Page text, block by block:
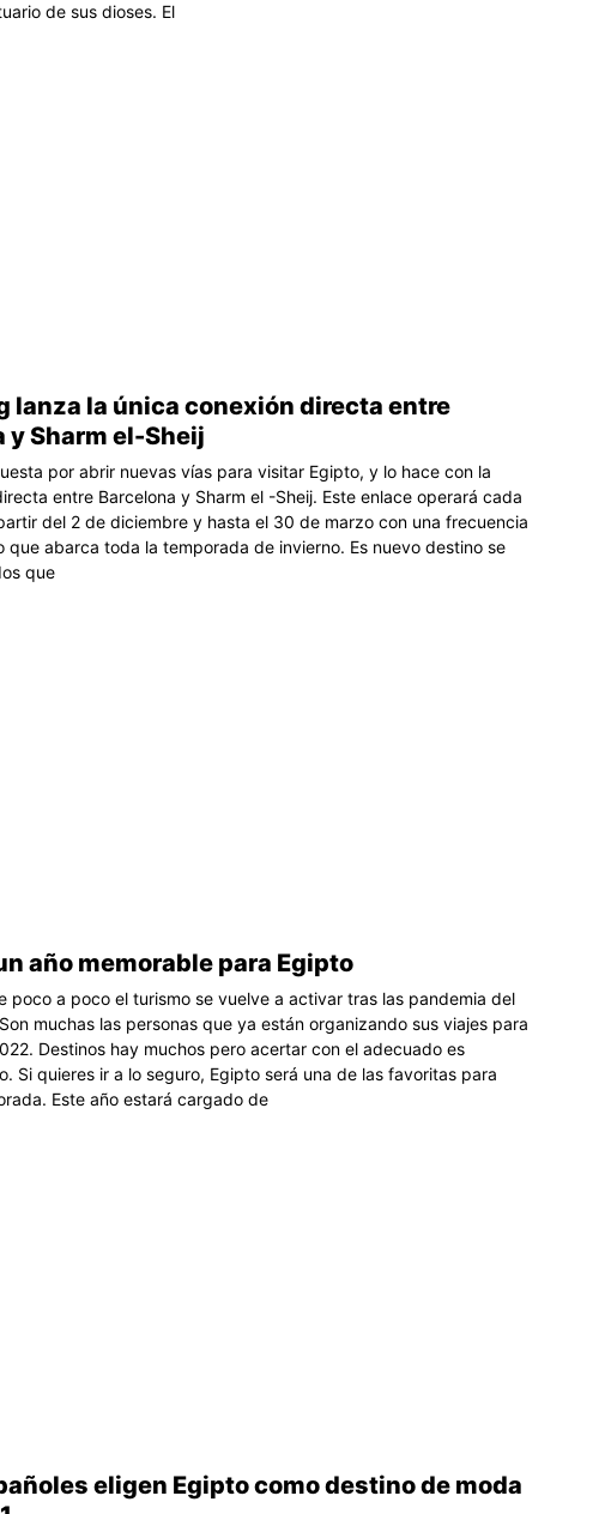
de sus dioses. El
lanza la única conexión directa entre
y Sharm el-Sheij
por abrir nuevas vías para visitar Egipto, y lo hace con la
entre Barcelona y Sharm el -Sheij. Este enlace operará cada
del 2 de diciembre y hasta el 30 de marzo con una frecuencia
que abarca toda la temporada de invierno. Es nuevo destino se
que
año memorable para Egipto
poco a poco el turismo se vuelve a activar tras las pandemia del
muchas las personas que ya están organizando sus viajes para
Destinos hay muchos pero acertar con el adecuado es
Si quieres ir a lo seguro, Egipto será una de las favoritas para
Este año estará cargado de
eligen Egipto como destino de moda